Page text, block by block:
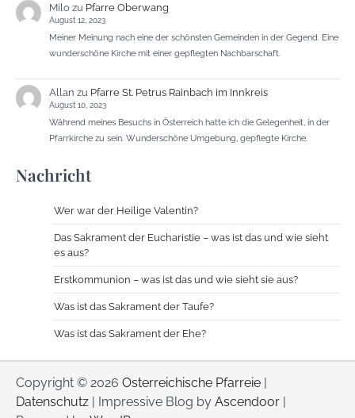
Milozu Pfarre Oberwang
August 12, 2023
Meiner Meinung nach eine der schönsten Gemeinden in der Gegend. Eine
wunderschöne Kirche mit einer gepflegten Nachbarschaft.
Allan zu Pfarre St. Petrus Rainbach im Innkreis
August 10, 2023
Während meines Besuchs in Österreich hatte ich die Gelegenheit, in der
Pfarrkirche zu sein. Wunderschöne Umgebung, gepflegte Kirche.
Nachricht
Wer war der Heilige Valentin?
Das Sakrament der Eucharistie – was ist das und wie sieht
es aus?
Erstkommunion – was ist das und wie sieht sie aus?
Was ist das Sakrament der Taufe?
Was ist das Sakrament der Ehe?
Copyright © 2026 Osterreichische Pfarreie
Datenschutz | Impressive Blog by Ascendoor